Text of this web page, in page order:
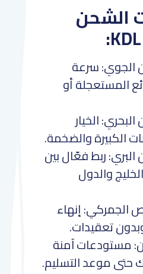
الشحن
سرعة
المستعجلة أو
الخيار
الكبيرة والضخمة.
ربط فعّال بين
والدول
الجمركي: إنهاء
تعقيدات.
مستودعات آمنة
موعد التسليم.